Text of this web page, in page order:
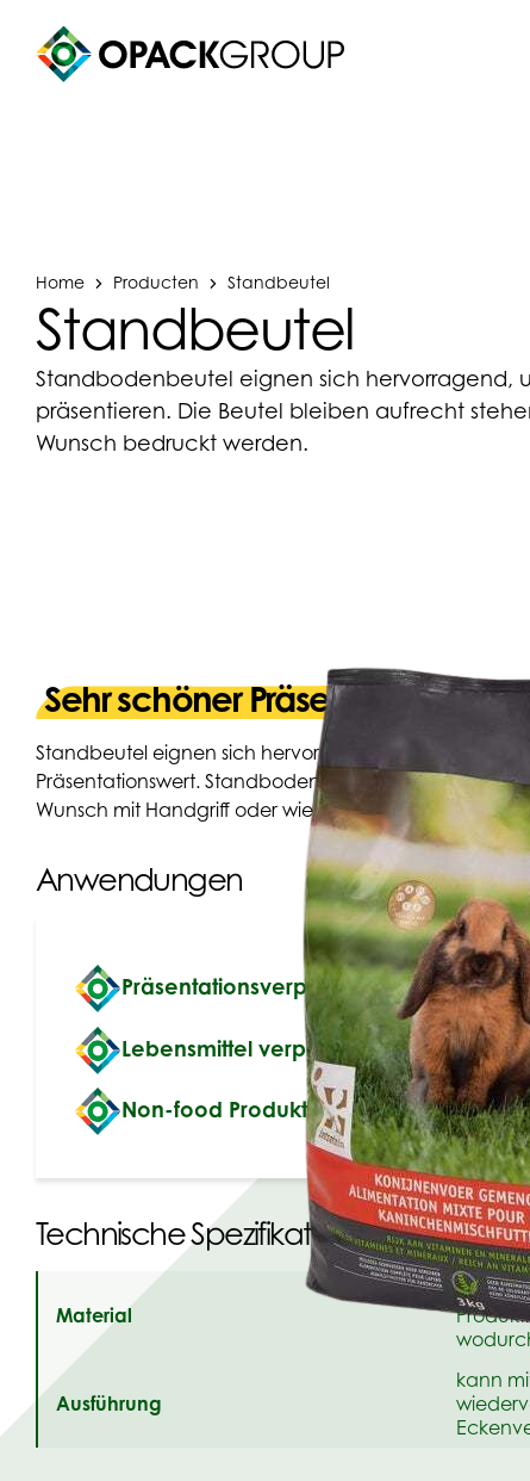
Home Producten Standbeutel
Standbeutel
Standbodenbeutel eignen sich hervorragend,
präsentieren. Die Beutel bleiben aufrecht
Wunsch bedruckt werden.
Sehr schöner Präsentationswert
Standbeutel eignen sich hervorragend, um Ihr
Präsentationswert. Standbodenbeutel bleiben
Wunsch mit Handgriff oder wiederverschließbarem
Anwendungen
Präsentationsverpackung Ihres
Lebensmittel verpacken
Non-food Produkte verpacken
Technische Spezifikationen
Material
Ausführung
kann